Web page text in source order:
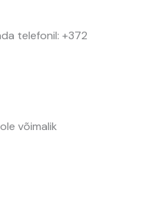
telefonil: +372
võimalik